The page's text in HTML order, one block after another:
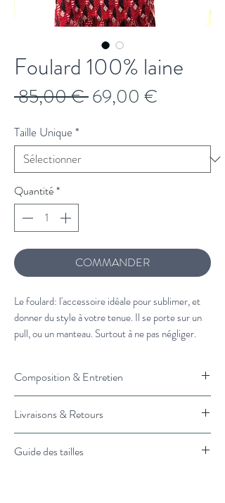
Foulard 100% laine
85,00 € Prix
69,00 €
Taille Unique*
Quantité*
COMMANDER
Le foulard: l'accessoire idéale pour sublimer, et
donner du style à votre tenue. Il se porte sur un
pull, ou un manteau. Surtout à ne pas négliger.
Veste en laine Menschetun pull camionneur
Vous souhaitez plus de conseils de stylisme?
Cliquez ici et un styliste vous rappelle.
Composition & Entretien
Lavage à froid
Livraisons & Retours
Retrait en magasin : 1H
Guide des tailles